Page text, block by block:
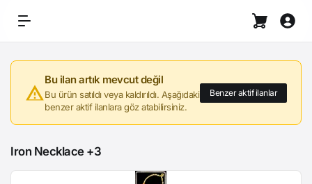
Bu ilan artık mevcut değil
Bu ürün satıldı veya kaldırıldı. Aşağıdaki
benzer aktif ilanlara göz atabilirsiniz.
Benzer aktif ilanlar
Iron Necklace +3